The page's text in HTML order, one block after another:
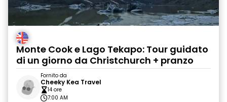
Monte Cook e Lago Tekapo: Tour guidato
di un giorno da Christchurch + pranzo
Fornito da
Cheeky Kea Travel
14 ore
7:00 AM